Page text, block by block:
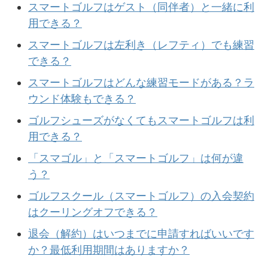
スマートゴルフはゲスト（同伴者）と一緒に利
用できる？
スマートゴルフは左利き（レフティ）でも練習
できる？
スマートゴルフはどんな練習モードがある？ラ
ウンド体験もできる？
ゴルフシューズがなくてもスマートゴルフは利
用できる？
「スマゴル」と「スマートゴルフ」は何が違
う？
ゴルフスクール（スマートゴルフ）の入会契約
はクーリングオフできる？
退会（解約）はいつまでに申請すればいいです
か？最低利用期間はありますか？